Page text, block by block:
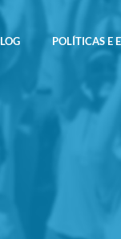
POLÍTICAS E